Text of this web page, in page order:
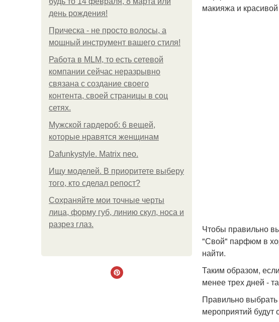
день рождения!
Прическа - не просто волосы, а
мощный инструмент вашего стиля!
Работа в MLM, то есть сетевой
компании сейчас неразрывно
связана с создание своего
контента, своей страницы в соц
сетях.
Мужской гардероб: 6 вещей,
которые нравятся женщинам
Dafunkystyle. Matrix neo.
Ищу моделей. В приоритете выберу
того, кто сделал репост?
Сохраняйте мои точные черты
лица, форму губ, линию скул, носа и
разрез глаз.
макияжа и
Чтобы правильно
"Свой" парфюм в
найти.
Таким образом,
менее трех дней -
Правильно
мероприятий будут